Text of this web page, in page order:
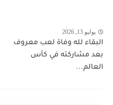
يوليو 13, 2026
البقاء لله وفاة لعب معروف
بعد مشاركته في كأس
العالم...